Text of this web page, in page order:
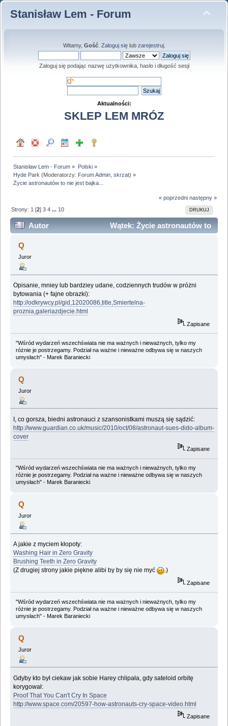
Stanisław Lem - Forum
Witamy, Gość. Zaloguj sięlub zarejestruj.
Zaloguj się podając nazwę użytkownika, hasło i długość sesji
Aktualności:
SKLEP LEM MRÓZ
Stanisław Lem - Forum » Polski»
Hyde Park (Moderatorzy: Forum Admin ,skrzat) »
Życie astronautów to nie jest bajka...
« poprzedni następny »
DRUKUJ
Strony: 1 [2]3 4 ... 10
Autor
Wątek: Życie astronautów to
nie jest bajka... (Przeczytany 314112 razy)
Q
Juror
Opisanie, mniey lub bardziey udane, codziennych trudów w próżni
bytowania (+ fajne obrazki):
http://odkrywcy.pl/gid,12020086,title,Smiertelna-
proznia,galeriazdjecie.html
Zapisane
"Wśród wydarzeń wszechświata nie ma ważnych i nieważnych, tylko my
różnie je postrzegamy. Podział na ważne i nieważne odbywa się w naszych
umysłach" - Marek Baraniecki
Q
Juror
I, co gorsza, biedni astronauci z szansonistkami muszą się sądzić:
http://www.guardian.co.uk/music/2010/oct/08/astronaut-sues-dido-album-
cover
Zapisane
"Wśród wydarzeń wszechświata nie ma ważnych i nieważnych, tylko my
różnie je postrzegamy. Podział na ważne i nieważne odbywa się w naszych
umysłach" - Marek Baraniecki
Q
Juror
A jakie z myciem kłopoty:
Washing Hair in Zero Gravity
Brushing Teeth in Zero Gravity
(Z drugiej strony jakie piękne alibi by by się nie myć
.)
Zapisane
"Wśród wydarzeń wszechświata nie ma ważnych i nieważnych, tylko my
różnie je postrzegamy. Podział na ważne i nieważne odbywa się w naszych
umysłach" - Marek Baraniecki
Q
Juror
Gdyby kto był ciekaw jak sobie Harey chlipała, gdy sateloid orbitę
korygował:
Proof That You Can't Cry In Space
http://www.space.com/20597-how-astronauts-cry-space-video.html
Zapisane